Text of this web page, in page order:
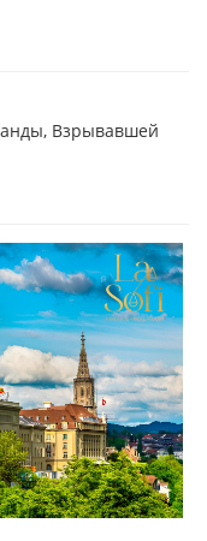
Взрывавшей